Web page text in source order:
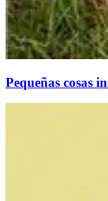
Pequeñas cosas